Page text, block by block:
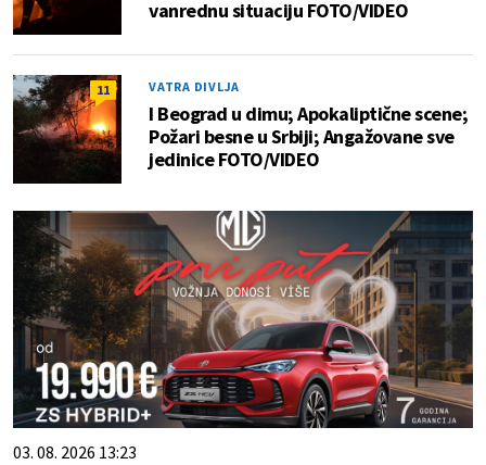
vanrednu situaciju FOTO/VIDEO
11 VATRA DIVLJA
I Beograd u dimu; Apokaliptične scene;
Požari besne u Srbiji; Angažovane sve
jedinice FOTO/VIDEO
03. 08. 2026 13:23